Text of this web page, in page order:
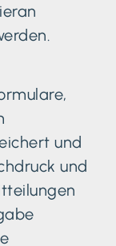
und
und